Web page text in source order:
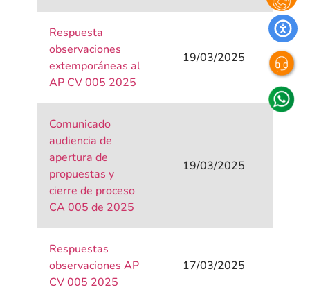
Respuesta
observaciones
extemporáneas al
AP CV 005 2025
19/03/2025
Comunicado
audiencia de
apertura de
propuestas y
cierre de proceso
CA 005 de 2025
19/03/2025
Respuestas
observaciones AP
CV 005 2025
17/03/2025